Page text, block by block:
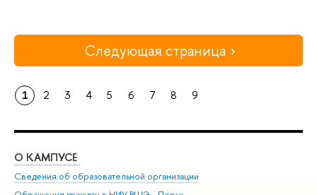
Следующая страница
1 2 3 4 5 6 7 8 9
О КАМПУСЕ
Сведения об образовательной организации